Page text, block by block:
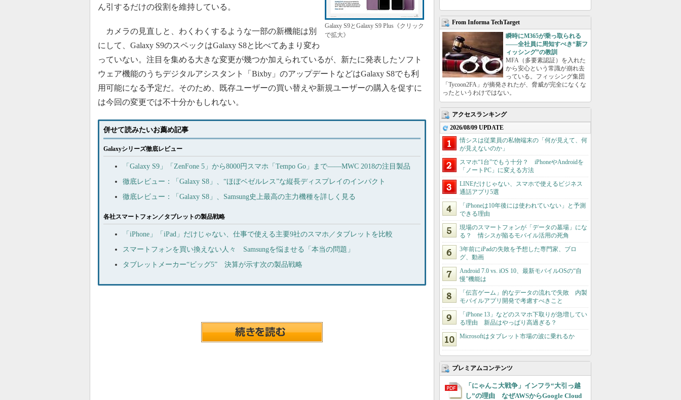
Galaxy S9とGalaxy S9 Plus《クリック
で拡大》
ん引するだけの役割を維持している。
カメラの見直しと、わくわくするような一部の新機能は別
にして、Galaxy S9のスペックはGalaxy S8と比べてあまり変わ
っていない。注目を集める大きな変更が幾つか加えられているが、新たに発表したソフト
ウェア機能のうちデジタルアシスタント「Bixby」のアップデートなどはGalaxy S8でも利
用可能になる予定だ。そのため、既存ユーザーの買い替えや新規ユーザーの購入を促すに
は今回の変更では不十分かもしれない。
併せて読みたいお薦め記事
Galaxyシリーズ徹底レビュー
「Galaxy S9」「ZenFone 5」から8000円スマホ「Tempo Go」まで――MWC 2018の注目製品
徹底レビュー：「Galaxy S8」、“ほぼベゼルレス”な縦長ディスプレイのインパクト
徹底レビュー：「Galaxy S8」、Samsung史上最高の主力機種を詳しく見る
各社スマートフォン／タブレットの製品戦略
「iPhone」「iPad」だけじゃない、仕事で使える主要9社のスマホ／タブレットを比較
スマートフォンを買い換えない人々 Samsungを悩ませる「本当の問題」
タブレットメーカー“ビッグ5” 決算が示す次の製品戦略
From Informa TechTarget
瞬時にM365が乗っ取られる
――全社員に周知すべき“新フ
ィッシング”の教訓
MFA（多要素認証）を入れた
から安心という常識が崩れ去
っている。フィッシング集団
「Tycoon2FA」が摘発されたが、脅威が完全になくな
ったというわけではない。
アクセスランキング
2026/08/09 UPDATE
情シスは従業員の私物端末の「何が見えて、何
が見えないのか」
スマホ“1台”でもう十分？ iPhoneやAndroidを
「ノートPC」に変える方法
LINEだけじゃない、スマホで使えるビジネス
通話アプリ5選
「iPhoneは10年後には使われていない」と予測
できる理由
現場のスマートフォンが「データの墓場」にな
る？ 情シスが陥るモバイル活用の死角
3年前にiPadの失敗を予想した専門家、ブロ
グ、動画
Android 7.0 vs. iOS 10、最新モバイルOSの“自
慢”機能は
「伝言ゲーム」的なデータの流れで失敗 内製
モバイルアプリ開発で考慮すべきこと
「iPhone 13」などのスマホ下取りが急増してい
る理由 新品はやっぱり高過ぎる？
Microsoftはタブレット市場の波に乗れるか
プレミアムコンテンツ
「にゃんこ大戦争」インフラ“大引っ越
し”の理由 なぜAWSからGoogle Cloud